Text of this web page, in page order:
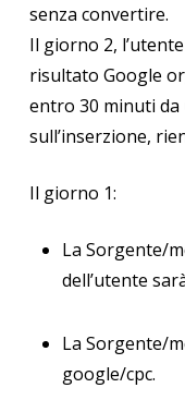
senza convertire.
Il giorno 2,
risultato Google
entro 30 minuti da
sull’inserzione,
Il giorno 1:
La Sorgente/
dell’utente
La Sorgente/
google/cpc.